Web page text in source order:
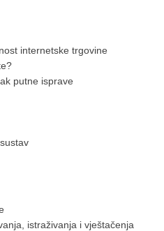
internetske trgovine
putne isprave
istraživanja i vještačenja